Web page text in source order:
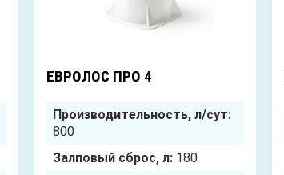
ЕВРОЛОС ПРО 4
Производительность, л/сут:
800
Залповый сброс, л:180